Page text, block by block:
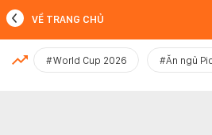
MỚI NHẤT
VỀ TRANG CHỦ
#World Cup 2026 #Ăn ngủ